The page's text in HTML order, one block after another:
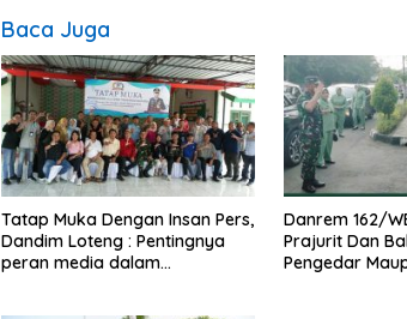
Baca Juga
Tatap Muka Dengan Insan Pers,
Dandim Loteng : Pentingnya
peran media dalam
Danrem 162/
Prajurit Dan
Pengedar